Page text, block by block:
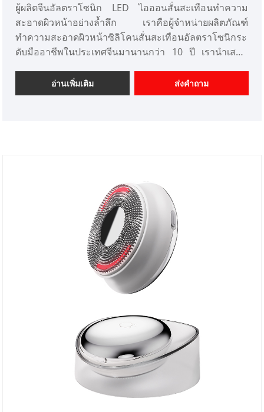
ผู้ผลิตจีนอัลตราโซนิก LED ไอออนสั่นสะเทือนทำความ
สะอาดผิวหน้าอย่างล้ำลึก เราคือผู้จำหน่ายผลิตภัณฑ์
ทำความสะอาดผิวหน้าซิลิโคนสั่นสะเทือนอัลตราโซนิกระ
ดับมืออาชีพในประเทศจีนมานานกว่า 10 ปี เรานำเสนอ
ความได้เปรียบด้านราคาที่ดีและเสนอบริการออกแบบ
ตลาด เราหวังว่าจะได้รับความร่วมมืออย่างมีความสุขกับ
อ่านเพิ่มเติม ส่งคำถาม